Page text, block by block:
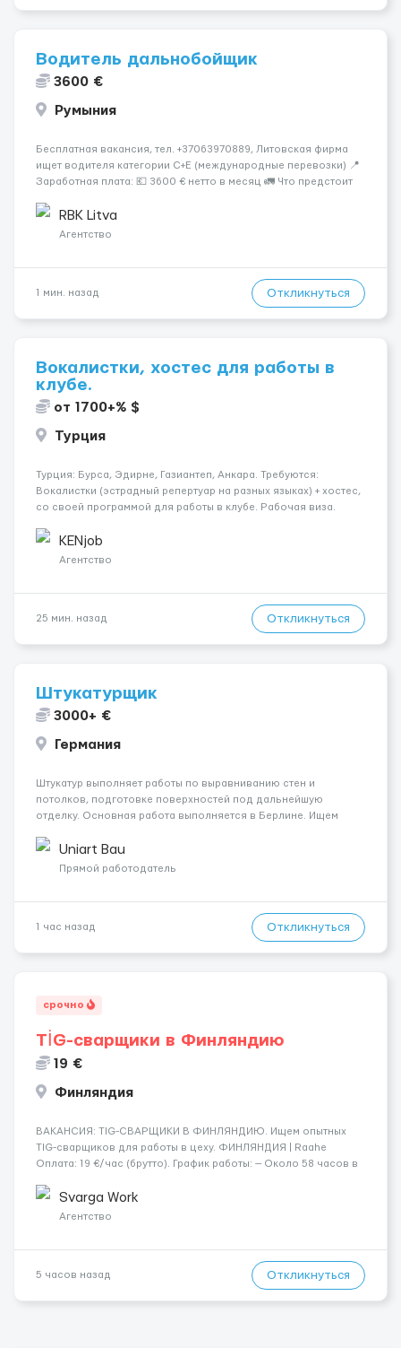
Водитель дальнобойщик
3600 €
Румыния
Бесплатная вакансия, тел. +37063970889, Литовская фирма
ищет водителя категории C+E (международные перевозки) 📍
Заработная плата: 💶 3600 € нетто в месяц 🚛 Что предстоит
рефрижераторах. В среднем 400–500 км в день. Погрузки и
разгрузки...
RBK Litva
Агентство
1 мин. назад Откликнуться
Вокалистки, хостес для работы в
клубе.
от 1700+% $
Турция
Турция: Бурса, Эдирне, Газиантеп, Анкара. Требуются:
Вокалистки (эстрадный репертуар на разных языках) + хостеc,
со своей программой для работы в клубе. Рабочая виза.
одного до трех месяцев. Мед. страховка. Высокая зарплат...
KENjob
Агентство
25 мин. назад Откликнуться
Штукатурщик
3000+ €
Германия
Штукатур выполняет работы по выравниванию стен и
потолков, подготовке поверхностей под дальнейшую
отделку. Основная работа выполняется в Берлине. Ищем
специалистов с подтверждённым опытом и портфолио.
Обязанности Подготовка оснований ...
Uniart Bau
Прямой работодатель
1 час назад Откликнуться
срочно
TİG-сварщики в Финляндию
19 €
Финляндия
​​ВАКАНСИЯ: TIG-СВАРЩИКИ В ФИНЛЯНДИЮ. Ищем опытных
TIG-сварщиков для работы в цеху. ФИНЛЯНДИЯ | Raahe
Оплата: 19 €/час (брутто). График работы: — Около 58 часов в
переработки. Дата начала: — Как можно скорее....
Svarga Work
Агентство
5 часов назад Откликнуться